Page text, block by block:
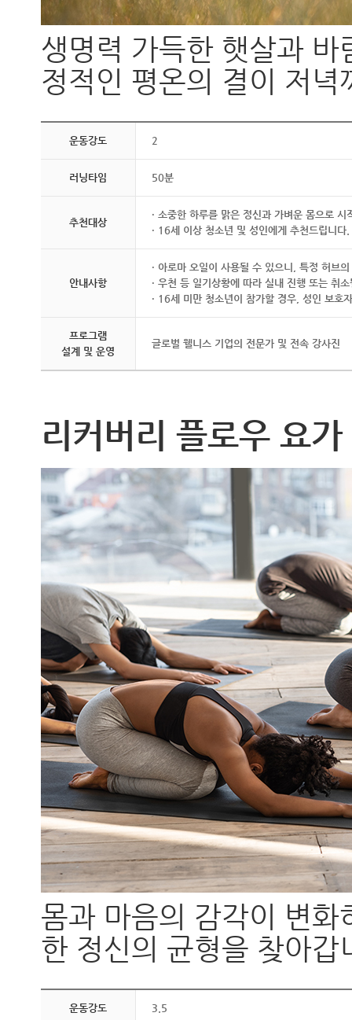
생명력 가득한 햇살과
정적인 평온의 결이 저녁
운동강도 2
러닝타임 50분
추천대상
· 소중한 하루를 맑은 정신과 가벼운 몸으로 시
· 16세 이상 청소년 및 성인에게 추천드립니다.
안내사항
· 아로마 오일이 사용될 수 있으니, 특정 허브
· 우천 등 일기상황에 따라 실내 진행 또는 취
· 16세 미만 청소년이 참가할 경우, 성인 보호
프로그램
설계 및 운영
글로벌 웰니스 기업의 전문가 및 전속 강사진
리커버리 플로우 요가
몸과 마음의 감각이 변
한 정신의 균형을 찾아갑
운동강도 3.5